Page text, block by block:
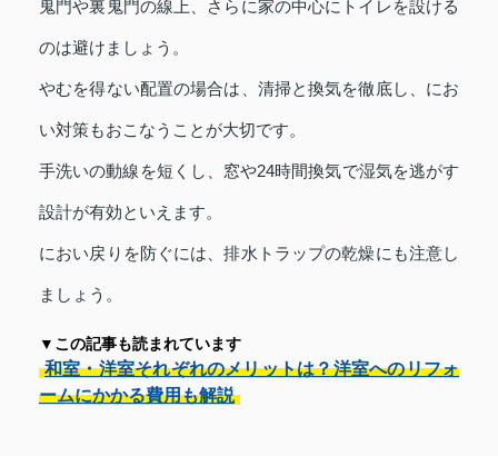
鬼門や裏鬼門の線上、さらに家の中心にトイレを設ける
のは避けましょう。
やむを得ない配置の場合は、清掃と換気を徹底し、にお
い対策もおこなうことが大切です。
手洗いの動線を短くし、窓や24時間換気で湿気を逃がす
設計が有効といえます。
におい戻りを防ぐには、排水トラップの乾燥にも注意し
ましょう。
▼この記事も読まれています
和室・洋室それぞれのメリットは？洋室へのリフォ
ームにかかる費用も解説